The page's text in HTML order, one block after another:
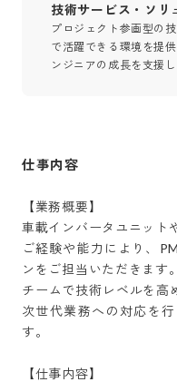
技術サービス・ソリ
プロジェクト参画型の
で活躍できる環境を提
ンジニアの成長を支援
仕事内容
【業務概要】
車載インバータユニット
ご経験や能力により、
ンをご担当いただきます。
チームで技術レベルを高
次世代業務への対応を
す。
【仕事内容】